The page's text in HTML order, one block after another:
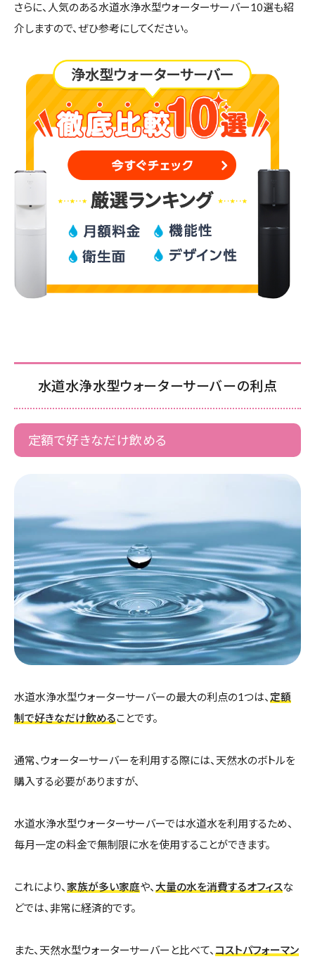
さらに、人気のある水道水浄水型ウォーターサーバー10選も紹
介しますので、ぜひ参考にしてください。
水道水浄水型ウォーターサーバーの利点
定額で好きなだけ飲める
水道水浄水型ウォーターサーバーの最大の利点の1つは、 定額
制で好きなだけ飲めることです。
通常、ウォーターサーバーを利用する際には、天然水のボトルを
購入する必要がありますが、
水道水浄水型ウォーターサーバーでは水道水を利用するため、
毎月一定の料金で無制限に水を使用することができます。
これにより、 家族が多い家庭や、 大量の水を消費するオフィスな
どでは、非常に経済的です。
また、天然水型ウォーターサーバーと比べて、 コストパフォーマン